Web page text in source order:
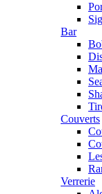
Bar
Couverts
Verrerie